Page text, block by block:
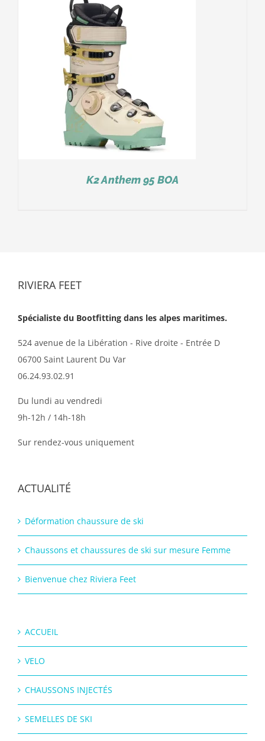
K2 Anthem 95 BOA
RIVIERA FEET
Spécialiste du Bootfitting dans les alpes maritimes.
524 avenue de la Libération - Rive droite - Entrée D
06700 Saint Laurent Du Var
06.24.93.02.91
Du lundi au vendredi
9h-12h / 14h-18h
Sur rendez-vous uniquement
ACTUALITÉ
Déformation chaussure de ski
Chaussons et chaussures de ski sur mesure Femme
Bienvenue chez Riviera Feet
ACCUEIL
VELO
CHAUSSONS INJECTÉS
SEMELLES DE SKI